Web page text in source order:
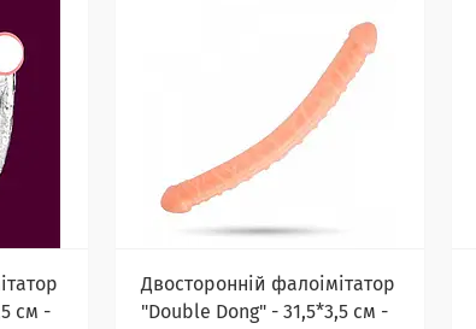
см -
Двосторонній фалоімітатор
"Double Dong" - 31,5*3,5 см -